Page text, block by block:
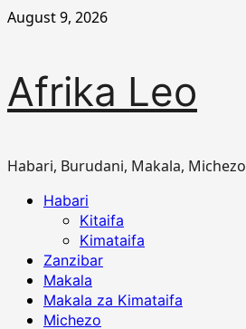
Skip
August 9, 2026
Afrika Leo
Habari, Burudani, Makala, Michezo
PrimaryHabari
Kitaifa
Kimataifa
Zanzibar
Makala
Makala za Kimataifa
Michezo